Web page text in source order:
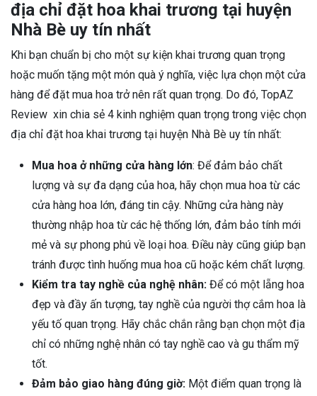
địa chỉ đặt hoa khai trương tại huyện
Nhà Bè uy tín nhất
Khi bạn chuẩn bị cho một sự kiện khai trương quan trọng
hoặc muốn tặng một món quà ý nghĩa, việc lựa chọn một cửa
hàng để đặt mua hoa trở nên rất quan trọng. Do đó, TopAZ
Review xin chia sẻ 4 kinh nghiệm quan trọng trong việc chọn
địa chỉ đặt hoa khai trương tại huyện Nhà Bè uy tín nhất:
Mua hoa ở những cửa hàng lớn: Để đảm bảo chất
lượng và sự đa dạng của hoa, hãy chọn mua hoa từ các
cửa hàng hoa lớn, đáng tin cậy. Những cửa hàng này
thường nhập hoa từ các hệ thống lớn, đảm bảo tính mới
mẻ và sự phong phú về loại hoa. Điều này cũng giúp bạn
tránh được tình huống mua hoa cũ hoặc kém chất lượng.
Kiểm tra tay nghề của nghệ nhân: Để có một lẵng hoa
đẹp và đầy ấn tượng, tay nghề của người thợ cắm hoa là
yếu tố quan trọng. Hãy chắc chắn rằng bạn chọn một địa
chỉ có những nghệ nhân có tay nghề cao và gu thẩm mỹ
tốt.
Đảm bảo giao hàng đúng giờ: Một điểm quan trọng là